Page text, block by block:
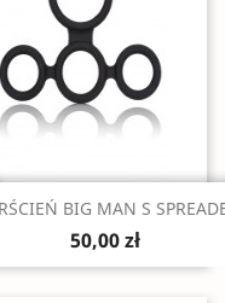
Szybki podgląd
BIG MAN S
50,00 zł